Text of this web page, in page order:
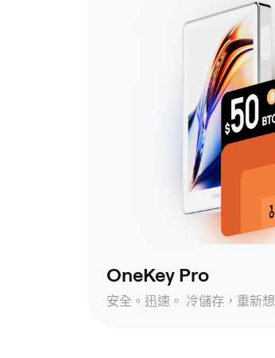
OneKey Pro
安全。迅速。 冷儲存，重新想